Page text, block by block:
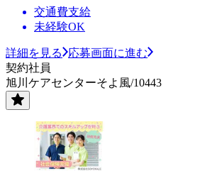
交通費支給
未経験OK
詳細を見る
応募画面に進む
契約社員
旭川ケアセンターそよ風/10443